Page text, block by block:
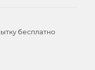
бесплатно